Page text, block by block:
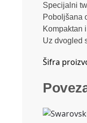
Specijalni
Poboljšana
Kompaktan
Uz dvogled
Šifra